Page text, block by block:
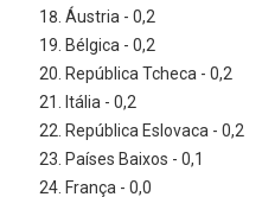
Áustria - 0,2
Bélgica - 0,2
República Tcheca - 0,2
Itália - 0,2
República Eslovaca - 0,2
Países Baixos - 0,1
França - 0,0